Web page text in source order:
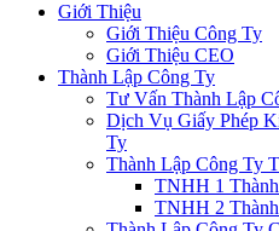
Giới Thiệu
Giới Thiệu Công Ty
Giới Thiệu CEO
Thành Lập Công Ty
Tư Vấn Thành Lập
Dịch Vụ Giấy Phép
Ty
Thành Lập Công Ty
TNHH 1
TNHH 2